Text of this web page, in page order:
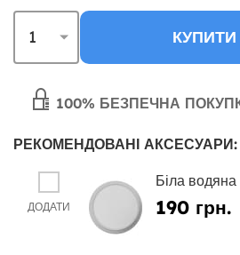
100% БЕЗПЕЧНА
РЕКОМЕНДОВАНІ АКСЕСУАРИ:
ДОДАТИ
Біла водяна
190 грн.